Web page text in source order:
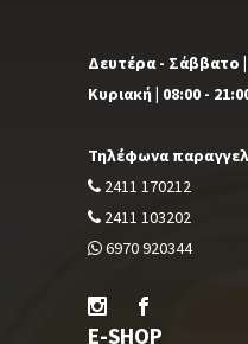
Δευτέρα - Σάββατο |
Κυριακή | 08:00 -
Τηλέφωνα
2411 170212
2411 103202
6970 920344
E-SHOP